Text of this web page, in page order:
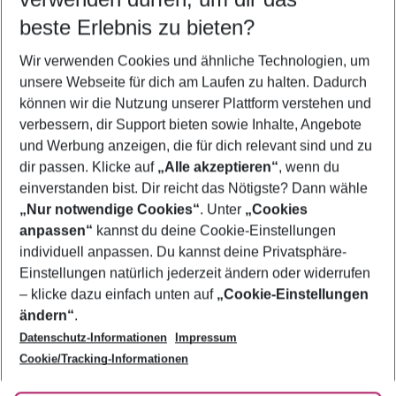
5-8 Nächte
2 Erwachsene Keine Kinder
Mehr Filter anzeigen
Footer
Footer navigation
Über uns
AGB
Bestpreisgarantie
Cookie-Einstellungen ändern
Cookie-Richtlinie
Agenturbetreuung
Barrierefreies Reisen
Folge uns
beste Erlebnis zu bieten?
Wir verwenden Cookies und ähnliche Technologien, um
unsere Webseite für dich am Laufen zu halten. Dadurch
können wir die Nutzung unserer Plattform verstehen und
verbessern, dir Support bieten sowie Inhalte, Angebote
und Werbung anzeigen, die für dich relevant sind und zu
dir passen. Klicke auf „Alle akzeptieren“, wenn du
einverstanden bist. Dir reicht das Nötigste? Dann wähle
„Nur notwendige Cookies“. Unter „Cookies
anpassen“ kannst du deine Cookie-Einstellungen
individuell anpassen. Du kannst deine Privatsphäre-
Einstellungen natürlich jederzeit ändern oder widerrufen
– klicke dazu einfach unten auf „Cookie-Einstellungen
ändern“.
Datenschutz-Informationen
Impressum
Cookie/Tracking-Informationen